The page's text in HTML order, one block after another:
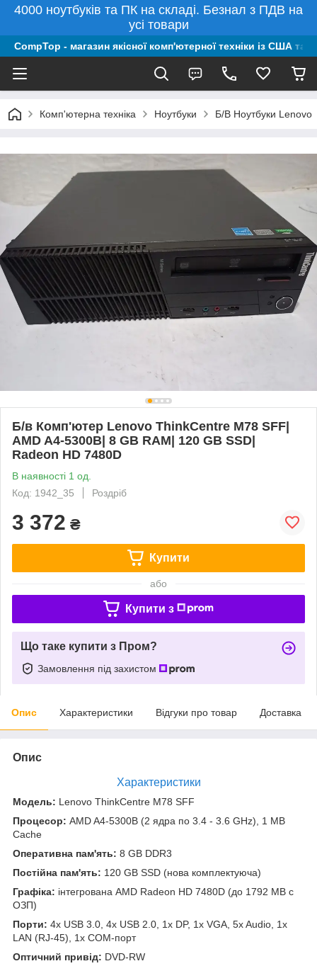
4000 ноутбуків та ПК на складі. Безнал з ПДВ на
усі товари
CompTop - магазин якісної комп'ютерної техніки із США та
Комп'ютерна техніка Ноутбуки Б/В Ноутбуки Lenovo
Б/в Комп'ютер Lenovo ThinkCentre M78 SFF|
AMD A4-5300B| 8 GB RAM| 120 GB SSD|
Radeon HD 7480D
В наявності 1 од.
Код: 1942_35
Роздріб
3 372 ₴
Купити
або
Купити з
Що таке купити з Пром?
Замовлення під захистом
Опис Характеристики Відгуки про товар Доставка
Опис
Характеристики
Модель: Lenovo ThinkCentre M78 SFF
Процесор: AMD A4-5300B (2 ядра по 3.4 - 3.6 GHz), 1 MB
Cache
Оперативна пам'ять: 8 GB DDR3
Постійна пам'ять: 120 GB SSD (нова комплектуюча)
Графіка: інтегрована AMD Radeon HD 7480D (до 1792 MB с
ОЗП)
Порти: 4x USB 3.0, 4x USB 2.0, 1x DP, 1x VGA, 5x Audio, 1x
LAN (RJ-45), 1x COM-порт
Оптичний привід: DVD-RW